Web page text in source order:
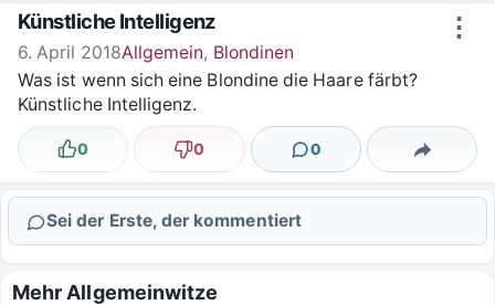
Zum Inhalt springen ⋮
Künstliche Intelligenz
6. April 2018Allgemein, Blondinen
Was ist wenn sich eine Blondine die Haare färbt?
Künstliche Intelligenz.
Lustig
0 Nicht lustig
0 0
Kommentare Teilen
Sei der Erste, der kommentiert
Mehr Allgemeinwitze